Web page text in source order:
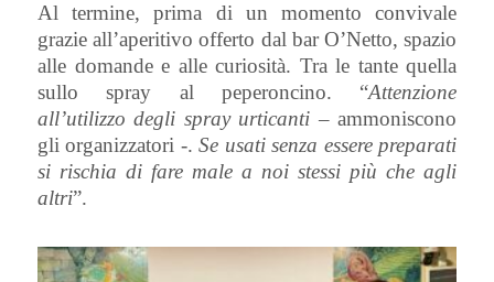
Al termine, prima di un momento convivale
grazie all’aperitivo offerto dal bar O’Netto, spazio
alle domande e alle curiosità. Tra le tante quella
sullo spray al peperoncino. “Attenzione
all’utilizzo degli spray urticanti – ammoniscono
gli organizzatori -.Se usati senza essere preparati
si rischia di fare male a noi stessi più che agli
altri”.